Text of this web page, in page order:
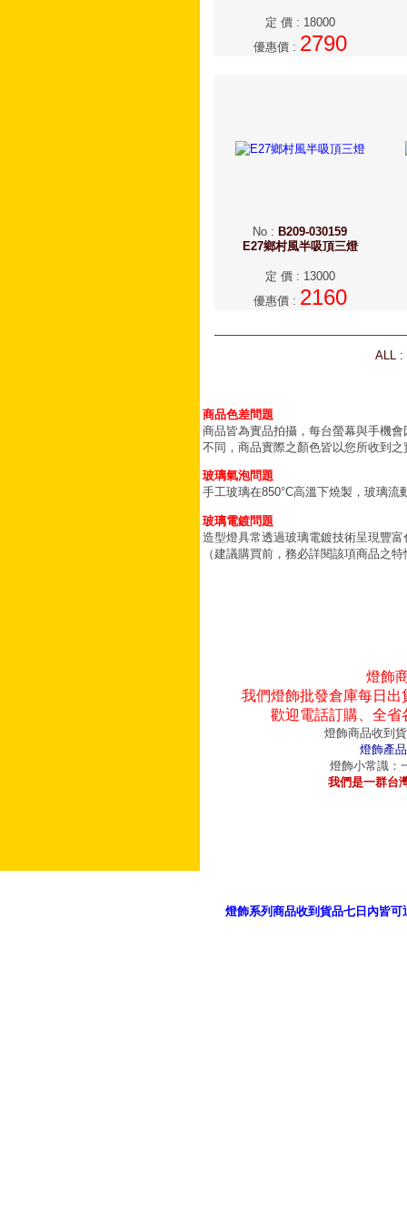
定 價: 18000
優惠價: 2790
No : B209-030159
E27鄉村風半吸頂三燈
定 價: 13000
優惠價: 2160
ALL :
商品色差問題
商品皆為實品拍攝，每台螢幕與手機
不同，商品實際之顏色皆以您所收到之
玻璃氣泡問題
手工玻璃在850°C高溫下燒製，玻璃
玻璃電鍍問題
造型燈具常透過玻璃電鍍技術呈現豐
（建議購買前，務必詳閱該項商品之
燈飾
我們燈飾批發倉庫每日
歡迎電話訂購、全
燈飾商品收到
燈飾產
燈飾小常識：
我們是一群台
燈飾系列商品收到貨品七日內皆